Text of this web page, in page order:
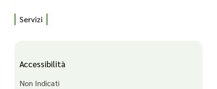
Servizi
Accessibilità
Non Indicati